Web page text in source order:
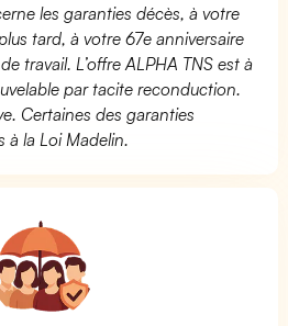
les garanties décès, à votre
tard, à votre 67e anniversaire
travail. L’offre ALPHA TNS est à
par tacite reconduction.
Certaines des garanties
à la Loi Madelin.